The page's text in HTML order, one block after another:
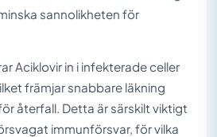
sannolikheten för
Aciklovir in i infekterade celler
främjar snabbare läkning
återfall. Detta är särskilt viktigt
immunförsvar, för vilka